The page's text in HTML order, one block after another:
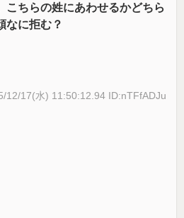
こちらの姓にあわせるかどちら
なに拒む？
12/17(水) 11:50:12.94 ID:nTFfADJu